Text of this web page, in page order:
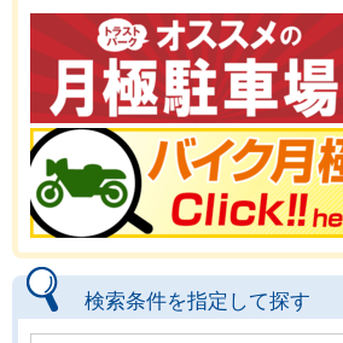
検索条件を指定して探す